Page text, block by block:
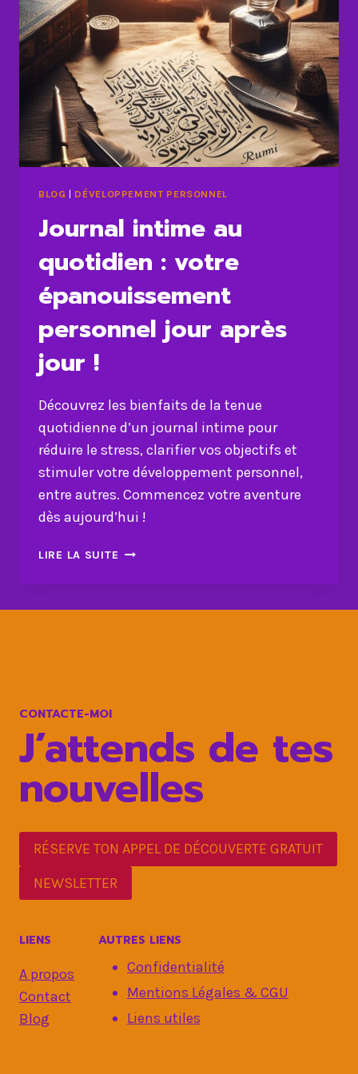
BLOG | DÉVELOPPEMENT PERSONNEL
Journal intime au
quotidien : votre
épanouissement
personnel jour après
jour !
Découvrez les bienfaits de la tenue
quotidienne d’un journal intime pour
réduire le stress, clarifier vos objectifs et
stimuler votre développement personnel,
entre autres. Commencez votre aventure
dès aujourd’hui !
LIRE LA SUITE JOURNAL
!
CONTACTE-MOI
J’attends de tes
nouvelles
RÉSERVE TON APPEL DE DÉCOUVERTE GRATUIT
NEWSLETTER
LIENS
A propos
Contact
Blog
AUTRES LIENS
Confidentialité
Mentions Légales & CGU
Liens utiles